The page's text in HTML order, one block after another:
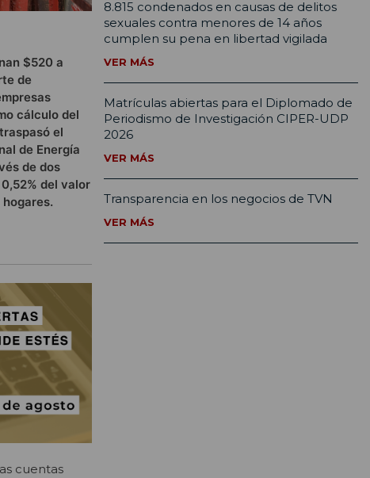
$520 a
de
cálculo del
el
de Energía
de dos
del valor
cuentas
8.815 condenados en causas de delitos
sexuales contra menores de 14 años
cumplen su pena en libertad vigilada
VER MÁS
Matrículas abiertas para el Diplomado de
Periodismo de Investigación CIPER-UDP
2026
VER MÁS
Transparencia en los negocios de TVN
VER MÁS